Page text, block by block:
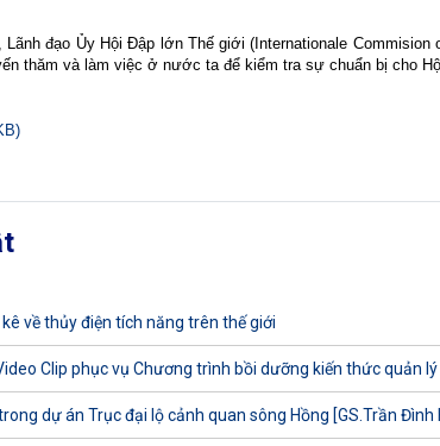
Lãnh đạo Ủy Hội Đập lớn Thế giới (Internationale
thăm và làm việc ở nước ta để kiểm tra sự chuẩn bị cho
về thủy điện tích năng trên thế giới
Clip phục vụ Chương trình bồi dưỡng kiến thức quản
dự án Trục đại lộ cảnh quan sông Hồng [GS.Trần Đình